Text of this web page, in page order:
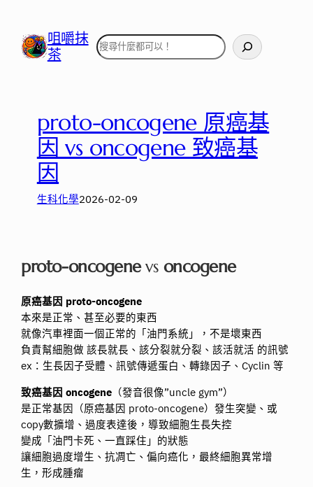
咀嚼抹
茶
搜
尋
proto-oncogene 原癌基
因 vs oncogene 致癌基
因
生科化學2026-02-09
proto-oncogenevs oncogene
原癌基因 proto-oncogene
本來是正常、甚至必要的東西
就像汽車裡面一個正常的「油門系統」，不是壞東西
負責幫細胞做 該長就長、該分裂就分裂、該活就活 的訊號
ex：生長因子受體、訊號傳遞蛋白、轉錄因子、Cyclin 等
致癌基因 oncogene （發音很像”uncle gym”）
是正常基因（原癌基因 proto-oncogene）發生突變、或
copy數擴增、過度表達後，導致細胞生長失控
變成「油門卡死、一直踩住」的狀態
讓細胞過度增生、抗凋亡、偏向癌化，最終細胞異常增
生，形成腫瘤